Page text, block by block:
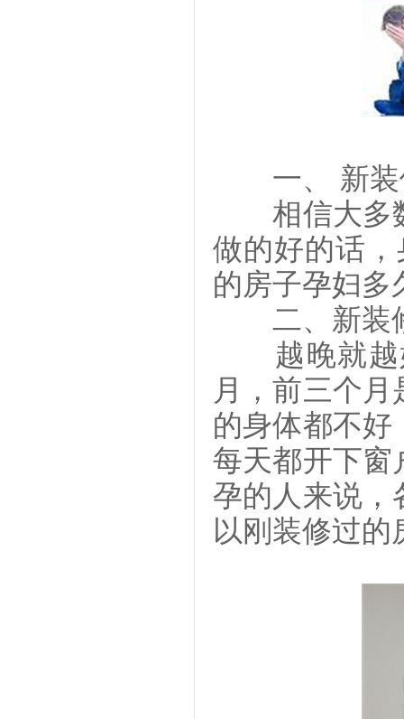
一、 新装
相信大多数
做的好的话
的房子孕妇多
二、新装修
越晚就越好
月，前三个
的身体都不
每天都开下窗
孕的人来说，
以刚装修过